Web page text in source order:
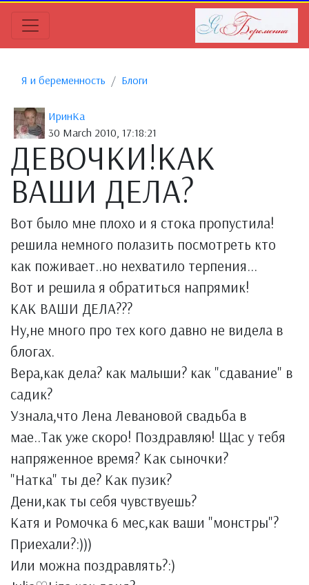
Я и беременность Блоги
ИринКа
30 March 2010, 17:18:21
ДЕВОЧКИ!КАК
ВАШИ ДЕЛА?
Вот было мне плохо и я стока пропустила!
решила немного полазить посмотреть кто
как поживает..но нехватило терпения...
Вот и решила я обратиться напрямик!
КАК ВАШИ ДЕЛА???
Ну,не много про тех кого давно не видела в
блогах.
Вера,как дела? как малыши? как "сдавание" в
садик?
Узнала,что Лена Левановой свадьба в
мае..Так уже скоро! Поздравляю! Щас у тебя
напряженное время? Как сыночки?
"Натка" ты де? Как пузик?
Дени,как ты себя чувствуешь?
Катя и Ромочка 6 мес,как ваши "монстры"?
Приехали?:)))
Или можна поздравлять?:)